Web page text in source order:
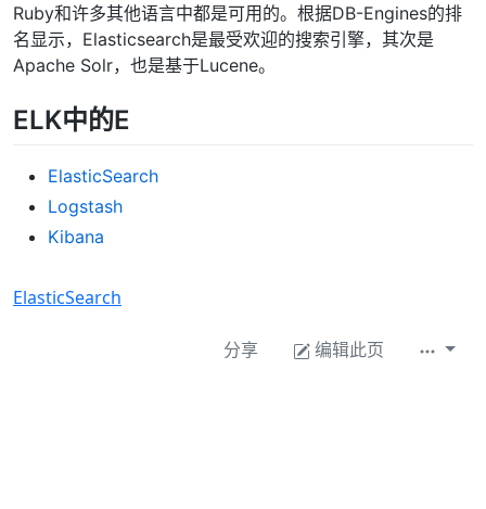
Ruby和许多其他语言中都是可用的。根据DB-Engines的排
名显示，Elasticsearch是最受欢迎的搜索引擎，其次是
Apache Solr，也是基于Lucene。
ELK中的E
ElasticSearch
Logstash
Kibana
ElasticSearch
分享 编辑此页